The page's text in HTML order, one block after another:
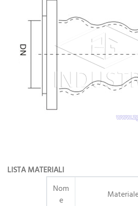
LISTA MATERIALI
Nom
e